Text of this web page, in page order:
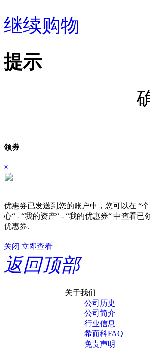
继续购物
提示
领券
×
优惠券已发送到您的账户中，您可以在 “
心“ - “我的资产“ - “我的优惠券“ 中查看已
优惠券.
关闭 立即查看
返回顶部
关于我们
公司历史
公司简介
行业信息
希而科FAQ
免责声明